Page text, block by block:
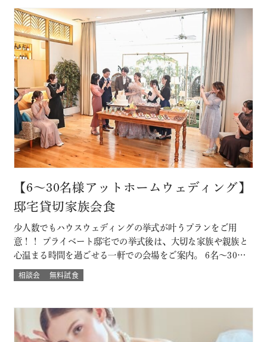
【6～30名様アットホームウェディング】
邸宅貸切家族会食
少人数でもハウスウェディングの挙式が叶うプランをご用
意！！ プライベート邸宅での挙式後は、大切な家族や親族と
心温まる時間を過ごせる一軒での会場をご案内。 6名～30名
様までご案内OK このフェアに含まれるコンテンツ SPECIAL
BENEFITS HPからフェア予約された方限定のご来館特典 特
内容は来…
相談会 無料試食